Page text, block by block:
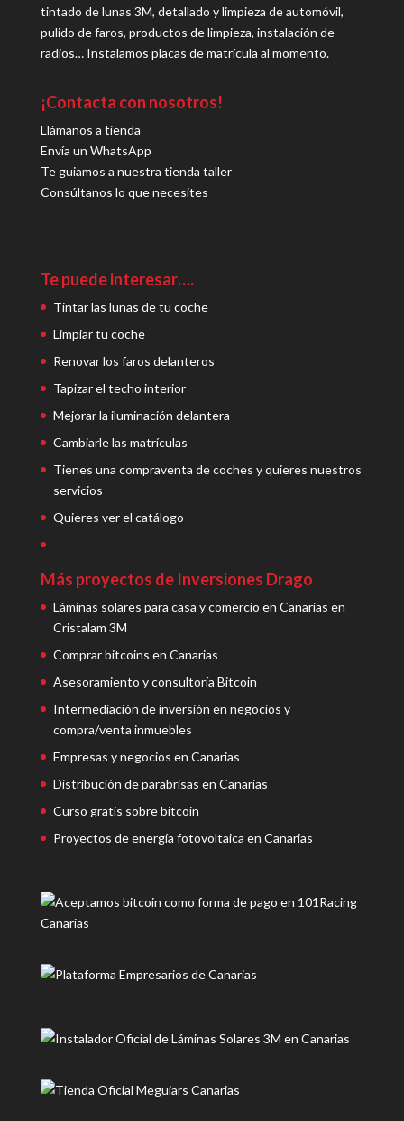
tintado de lunas 3M, detallado y limpieza de automóvil,
pulido de faros, productos de limpieza, instalación de
radios… Instalamos placas de matrícula al momento.
¡Contacta con nosotros!
Llámanos a tienda
Envía un WhatsApp
Te guiamos a nuestra tienda taller
Consúltanos lo que necesites
Te puede interesar….
Tintar las lunas de tu coche
Limpiar tu coche
Renovar los faros delanteros
Tapizar el techo interior
Mejorar la iluminación delantera
Cambiarle las matrículas
Tienes una compraventa de coches y quieres nuestros
servicios
Quieres ver el catálogo
Más proyectos de Inversiones Drago
Láminas solares para casa y comercio en Canarias en
Cristalam 3M
Comprar bitcoins en Canarias
Asesoramiento y consultoría Bitcoin
Intermediación de inversión en negocios y
compra/venta inmuebles
Empresas y negocios en Canarias
Distribución de parabrisas en Canarias
Curso gratis sobre bitcoin
Proyectos de energía fotovoltaica en Canarias